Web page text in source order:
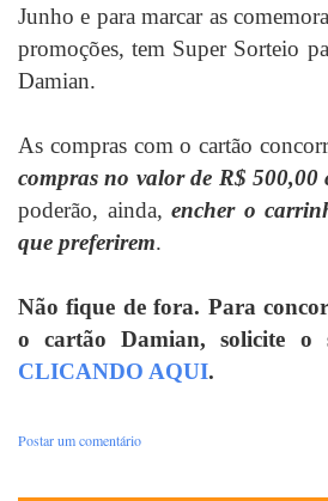
Junho e para marcar as
promoções, tem Super Sorteio
Damian.
As compras com o cartão
compras no valor de R$ 500,00
poderão, ainda,encher o
que preferirem.
Não fique de fora. Para
o cartão Damian, solicite o
CLICANDO AQUI.
Postar um comentário